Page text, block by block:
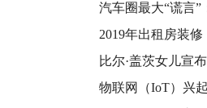
汽车圈最大“谎言”
2019年出租房装
公
比尔·盖茨女儿宣
谁？
物联网（IoT）兴起